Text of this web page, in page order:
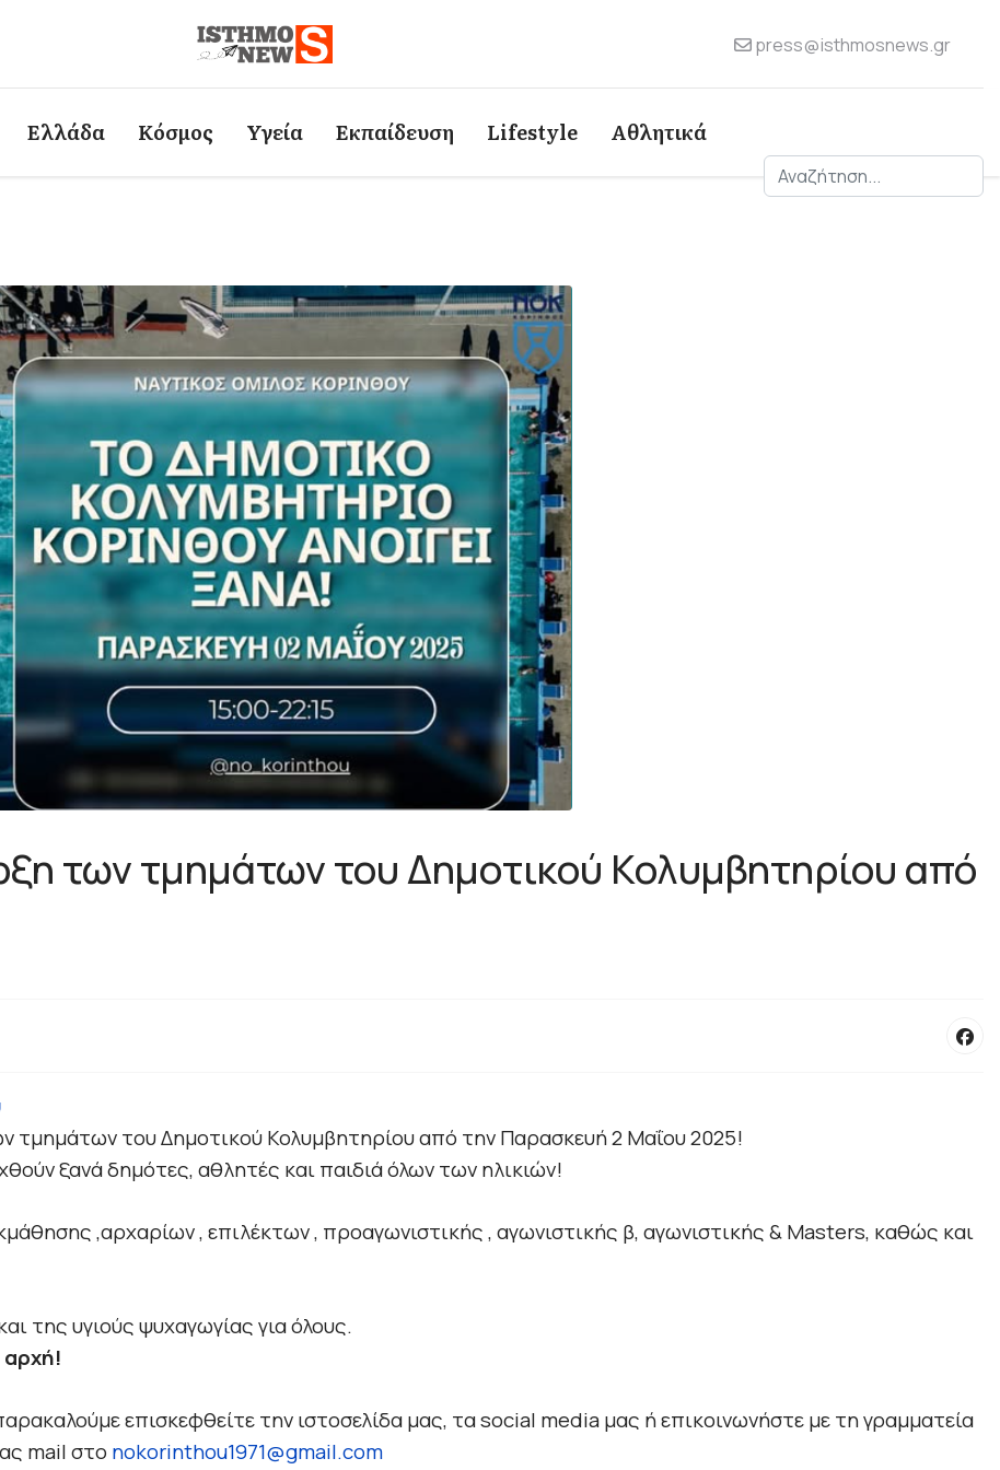
press@isthmosnews.gr
Ελλάδα Κόσμος Υγεία Εκπαίδευση Lifestyle Αθλητικά
Αναζήτηση
των τμημάτων του Δημοτικού Κολυμβητηρίου από
τμημάτων του Δημοτικού Κολυμβητηρίου από την Παρασκευή 2 Μαΐου 2025!
ξανά δημότες, αθλητές και παιδιά όλων των ηλικιών!
,αρχαρίων , επιλέκτων , προαγωνιστικής , αγωνιστικής β, αγωνιστικής & Masters, καθώς και
της υγιούς ψυχαγωγίας για όλους.
αρχή!
επισκεφθείτε την ιστοσελίδα μας, τα social media μας ή επικοινωνήστε με τη γραμματεία
mail στο nokorinthou1971@gmail.com